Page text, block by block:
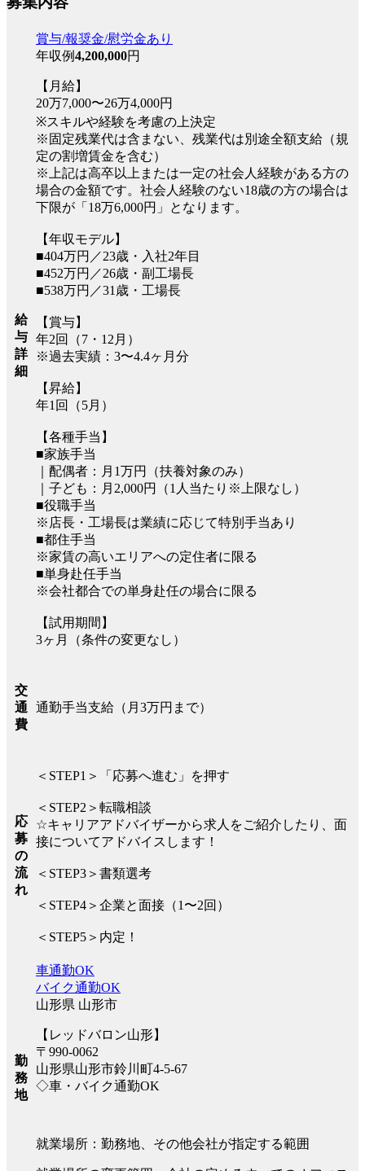
給
与
詳
細
賞与/報奨金/慰労金あり
年収例4,200,000円
【月給】
20万7,000〜26万4,000円
※スキルや経験を考慮の上決定
※固定残業代は含まない、残業代は別途全額支給（規
定の割増賃金を含む）
※上記は高卒以上または一定の社会人経験がある方の
場合の金額です。社会人経験のない18歳の方の場合は
下限が「18万6,000円」となります。
【年収モデル】
■404万円／23歳・入社2年目
■452万円／26歳・副工場長
■538万円／31歳・工場長
【賞与】
年2回（7・12月）
※過去実績：3〜4.4ヶ月分
【昇給】
年1回（5月）
【各種手当】
■家族手当
｜配偶者：月1万円（扶養対象のみ）
｜子ども：月2,000円（1人当たり※上限なし）
■役職手当
※店長・工場長は業績に応じて特別手当あり
■都住手当
※家賃の高いエリアへの定住者に限る
■単身赴任手当
※会社都合での単身赴任の場合に限る
【試用期間】
3ヶ月（条件の変更なし）
交
通
費
通勤手当支給（月3万円まで）
応
募
の
流
れ
＜STEP1＞「応募へ進む」を押す
＜STEP2＞転職相談
☆キャリアアドバイザーから求人をご紹介したり、面
接についてアドバイスします！
＜STEP3＞書類選考
＜STEP4＞企業と面接（1〜2回）
＜STEP5＞内定！
勤
務
地
車通勤OK
バイク通勤OK
山形県 山形市
【レッドバロン山形】
〒990-0062
山形県山形市鈴川町4-5-67
◇車・バイク通勤OK
就業場所：勤務地、その他会社が指定する範囲